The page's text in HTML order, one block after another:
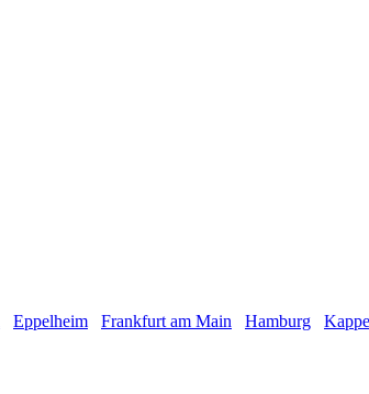
Eppelheim Frankfurt am Main Hamburg